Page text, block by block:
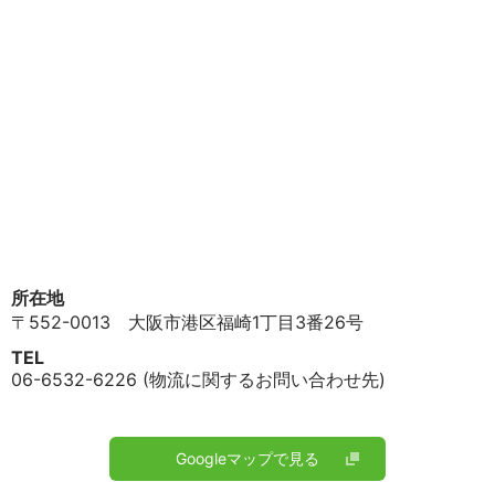
所在地
〒552-0013 大阪市港区福崎1丁目3番26号
TEL
06-6532-6226 (物流に関するお問い合わせ先)
Googleマップで見る